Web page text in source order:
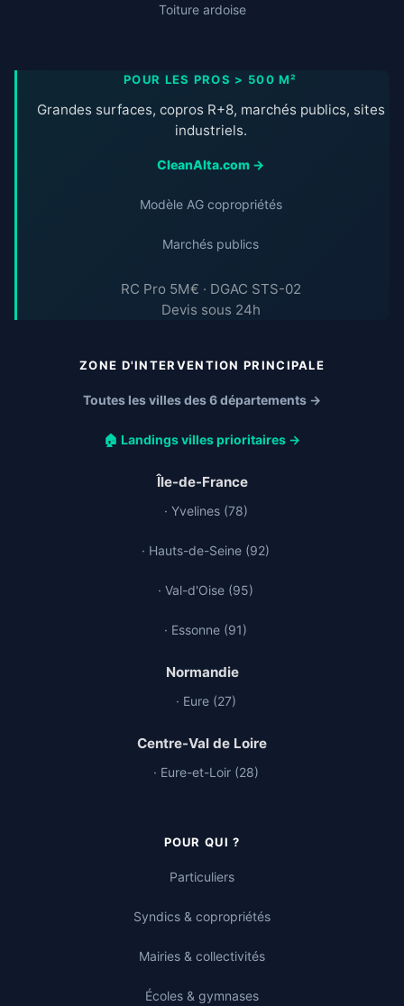
Toiture ardoise
POUR LES PROS > 500 M²
Grandes surfaces, copros R+8, marchés publics, sites
industriels.
CleanAlta.com →
Modèle AG copropriétés
Marchés publics
RC Pro 5M€ · DGAC STS-02
Devis sous 24h
ZONE D'INTERVENTION PRINCIPALE
Toutes les villes des 6 départements →
🏠 Landings villes prioritaires →
Île-de-France
· Yvelines (78)
· Hauts-de-Seine (92)
· Val-d'Oise (95)
· Essonne (91)
Normandie
· Eure (27)
Centre-Val de Loire
· Eure-et-Loir (28)
POUR QUI ?
Particuliers
Syndics & copropriétés
Mairies & collectivités
Écoles & gymnases